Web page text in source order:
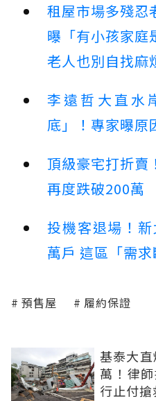
租屋市場多殘忍
曝「有小孩家庭
老人也別自找麻
李遠哲大直水
底」！專家曝原
頂級豪宅打折賣
再度跌破200萬
投機客退場！
萬戶 這區「需
預售屋 履約保證
基泰大
萬！律
行止付